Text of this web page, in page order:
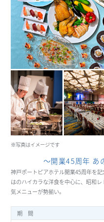
※写真はイメージです
～開業45周年 あ
神戸ポートピアホテル開業45周年を
はのハイカラな洋食を中心に、昭和
気メニューが勢揃い。
期 間